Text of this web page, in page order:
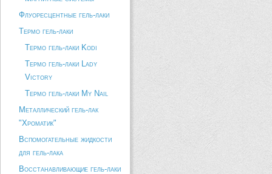
Флуоресцентные гель-лаки
Термо гель-лаки
Термо гель-лаки Kodi
Термо гель-лаки Lady
Victory
Термо гель-лаки My Nail
Металлический гель-лак
"Хроматик"
Вспомогательные жидкости
для гель-лака
Восстанавливающие гель-лаки